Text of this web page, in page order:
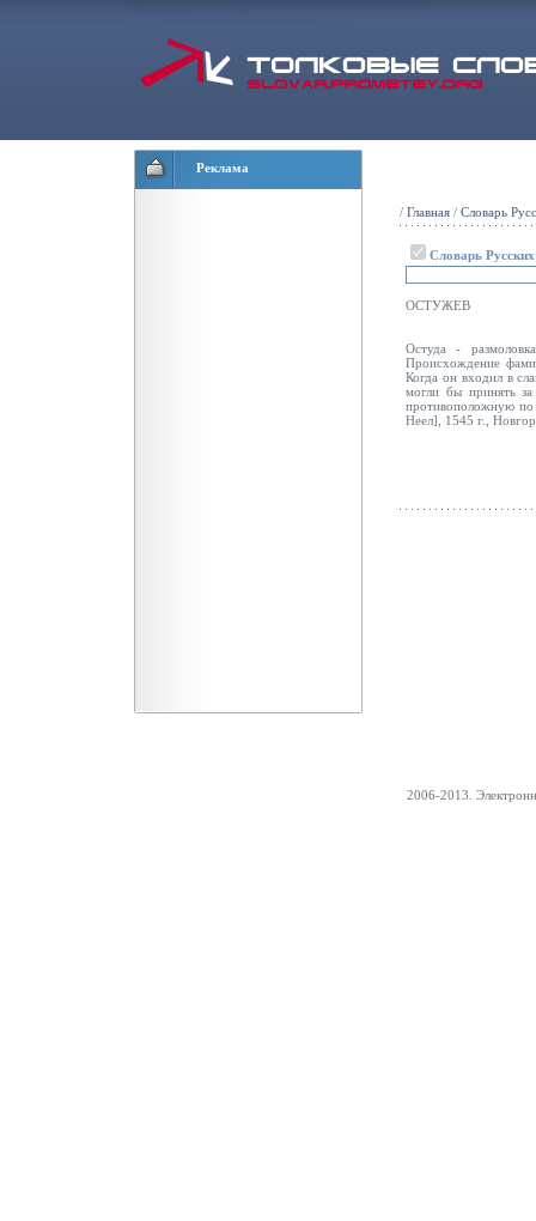
Реклама
/ Главная / Словарь
Словарь
ОСТУЖЕВ
Остуда -
Происхождение
Когда он входил в
могли бы принять
противоположную по
Неел], 1545 г.,
2006-2013.